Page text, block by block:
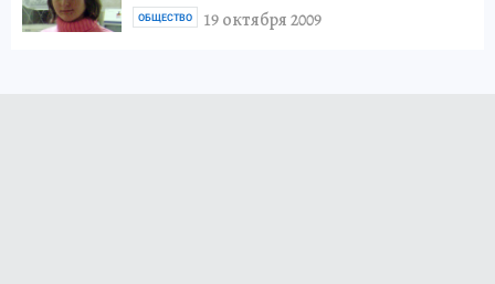
19 октября 2009
ОБЩЕСТВО